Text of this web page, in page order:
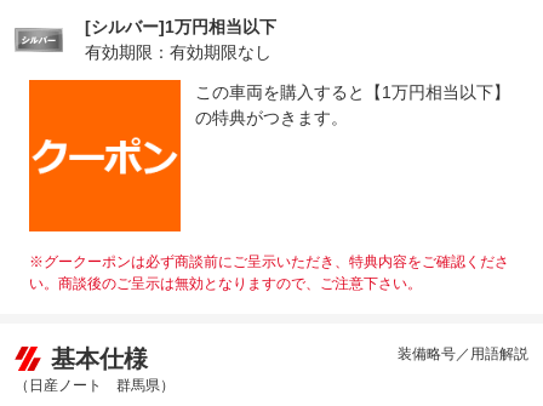
[シルバー]1万円相当以下
有効期限：有効期限なし
この車両を購入すると【1万円相当以下】
の特典がつきます。
※グークーポンは必ず商談前にご呈示いただき、特典内容をご確認くださ
い。商談後のご呈示は無効となりますので、ご注意下さい。
基本仕様
（日産ノート 群馬県）
装備略号／用語解説